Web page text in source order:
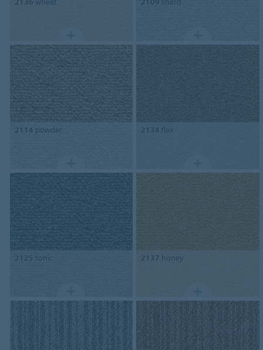
2114 powder 2134 flax
2125 tonic 2137 honey